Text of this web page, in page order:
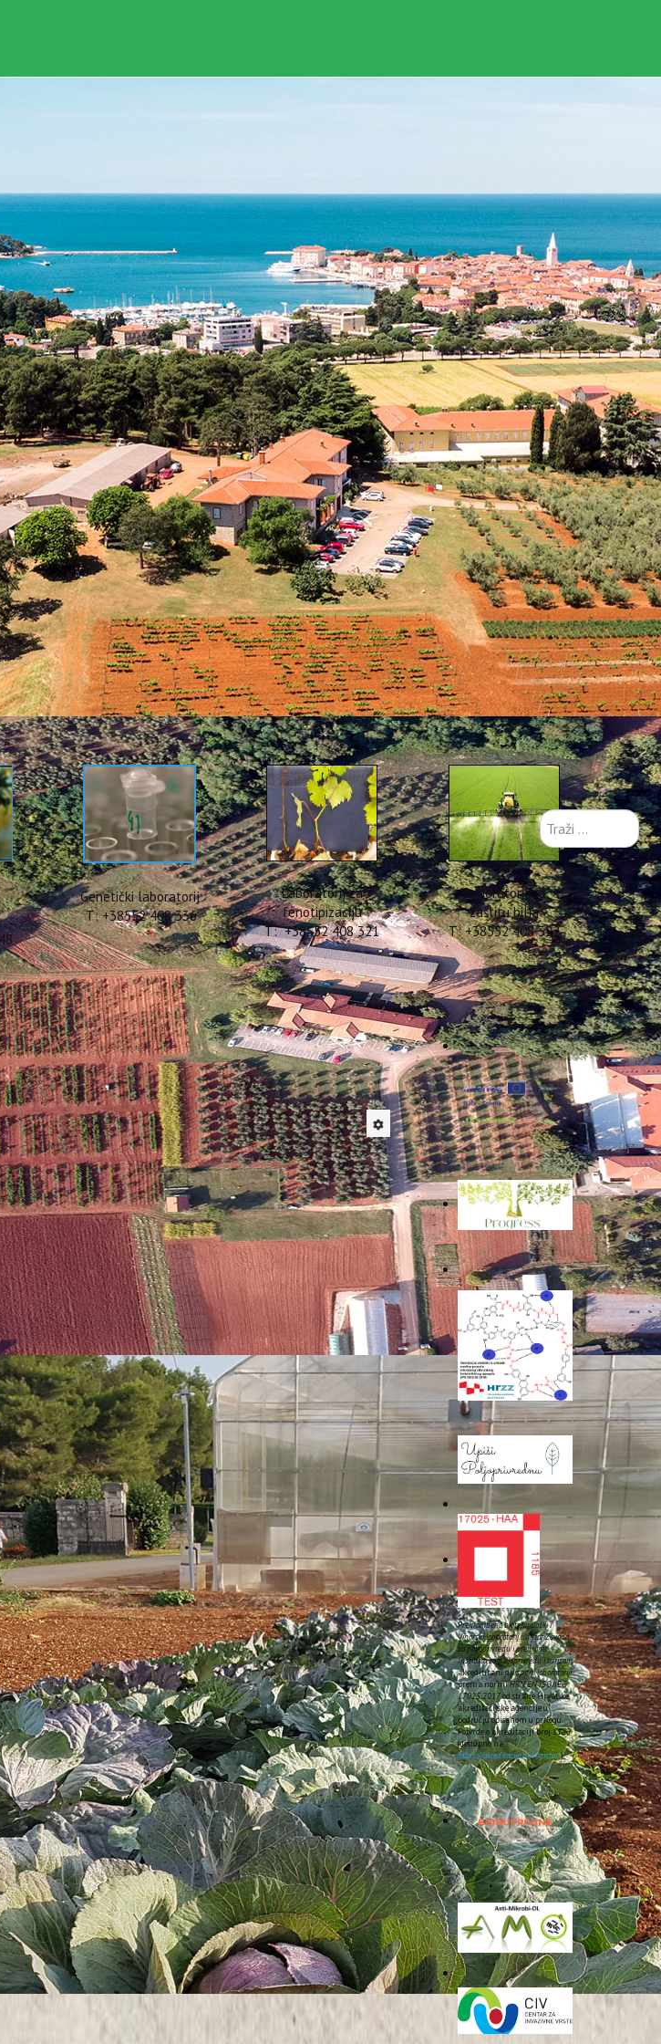
Genetički laboratorij
T: +38552 408 336
Laboratorij za
fenotipizaciju
T: +38552 408 321
Laboratorij za
zaštitu bilja
T: +38552 408 322
PROJEKTU MITOMED+
INTERREG Mediteran „Models of Integrated Tourism in the
na Mediteranu plus).
(Italija), National Research Council – Institute of Biometerology -
Conference of Peripheral Maritime Regions of Europe - CRPM
and Sport of Andalusia (Španjolska), The Network of European
(Italija) kao vodeći partner i domaćin sastanka.
prezentirale su provedene projektne aktivnosti te Pilot aktivnosti 1 i
i Labin-Rabac) u svrhu implementacije modela „Zelene plaže“.
predstavljena je web platforma projekta koja će služiti za prezentaciju
2 prikazane su planirane aktivnosti za buduće uređenje plaža
sastanka prezentirane su kratke upute o potrebnim materijalima za
Prehrambeno biotehnološki i
Vinarski laboratorij unutar Zavoda
za poljoprivredu i prehranu
Instituta za poljoprivredu i turizam
akreditirani suispitni laboratoriji
prema normiHRN EN ISO/IEC
17025:2017od strane Hrvatske
akreditacijske agencije u
području opisanom u prilogu
Potvrde o akreditaciji broj 1185
(dostupno na:
https://akreditacija.hr/registar/).
Traži
...